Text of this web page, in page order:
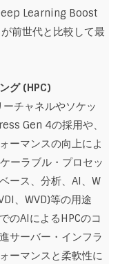
Learning Boost
前世代と比較して最
グ (HPC)
チャネルやソケッ
Gen 4の採用や、
ーマンスの向上によ
ーラブル・プロセッ
ース、分析、AI、W
、WVD)等の用途
のAIによるHPCのコ
サーバー・インフラ
ーマンスと柔軟性に